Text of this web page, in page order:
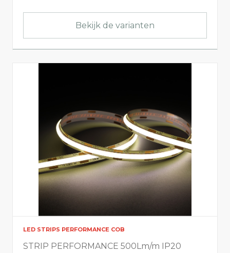
Bekijk de varianten
LED STRIPS PERFORMANCE COB
STRIP PERFORMANCE 500Lm/m IP20